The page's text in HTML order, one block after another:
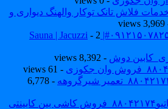
فلاش تانک توکار والهنگ دیواری و
- 2
دوش- 8,392 views
- 61 views
- 6,778